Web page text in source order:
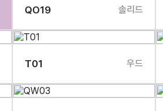
QO19 솔리드
T01 우드